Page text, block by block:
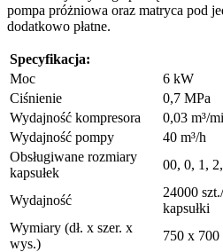
pompa próżniowa oraz matryca pod
dodatkowo płatne.
Specyfikacja:
Moc
6 kW
Ciśnienie
0,7 MPa
Wydajność kompresora
0,03 m³/
Wydajność pompy
40 m³/h
Obsługiwane rozmiary
kapsułek
00, 0, 1,
Wydajność
24000
kapsułki
Wymiary (dł. x szer. x
wys.)
750 x